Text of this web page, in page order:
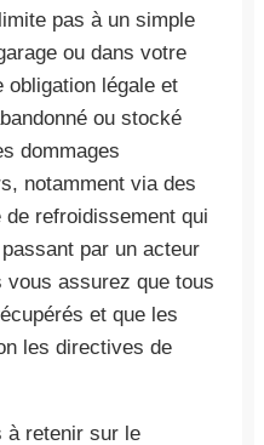
pas à un simple
ou dans votre
obligation légale et
ou stocké
dommages
notamment via des
de refroidissement qui
par un acteur
assurez que tous
et que les
les directives de
à retenir sur le